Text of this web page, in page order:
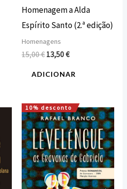
Homenagem a Alda
Espírito Santo (2.ª edição)
Homenagens
15,00€ 13,50€
ADICIONAR
10% desconto
O
preço
original
era:
10,00 €.
O
preço
atual
é:
9,00 €.